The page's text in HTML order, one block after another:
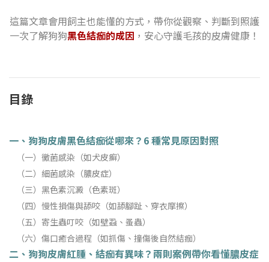
這篇文章會用飼主也能懂的方式，帶你從觀察、判斷到照護
一次了解狗狗黑色結痂的成因 ，安心守護毛孩的皮膚健康！
目錄
一、狗狗皮膚黑色結痂從哪來？6 種常見原因對照
（一）黴菌感染（如犬皮癬）
（二）細菌感染（膿皮症）
（三）黑色素沉澱（色素斑）
（四）慢性損傷與舔咬（如舔腳趾、穿衣摩擦）
（五）寄生蟲叮咬（如壁蝨、蚤蟲）
（六）傷口癒合過程（如抓傷、撞傷後自然結痂）
二、狗狗皮膚紅腫、結痂有異味？兩則案例帶你看懂膿皮症